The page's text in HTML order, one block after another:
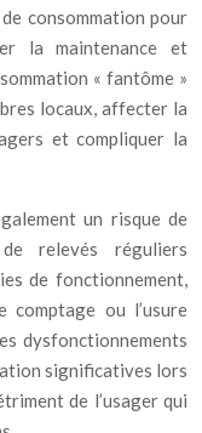
consommation pour
la maintenance et
« fantôme »
locaux, affecter la
et compliquer la
un risque de
de relevés réguliers
de fonctionnement,
comptage ou l’usure
dysfonctionnements
significatives lors
de l’usager qui